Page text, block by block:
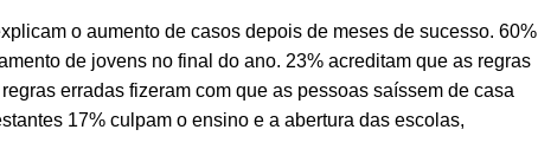
o aumento de casos depois de meses de sucesso. 60%
de jovens no final do ano. 23% acreditam que as regras
erradas fizeram com que as pessoas saíssem de casa
17% culpam o ensino e a abertura das escolas,